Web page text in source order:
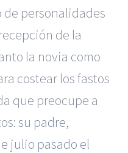
personalidades
de la
la novia como
costear los fastos
que preocupe a
su padre,
julio pasado el